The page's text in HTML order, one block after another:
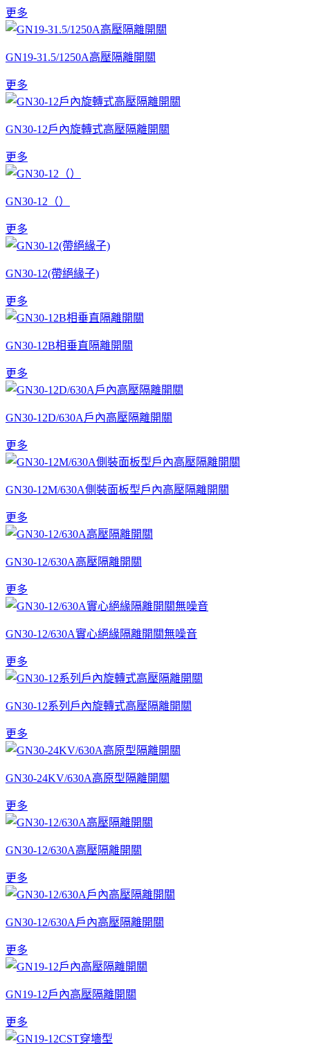
更多
GN19-31.5/1250A高壓隔離開關
更多
GN30-12戶內旋轉式高壓隔離開關
更多
GN30-12（）
更多
GN30-12(帶絕緣子)
更多
GN30-12B相垂直隔離開關
更多
GN30-12D/630A戶內高壓隔離開關
更多
GN30-12M/630A側裝面板型戶內高壓隔離開關
更多
GN30-12/630A高壓隔離開關
更多
GN30-12/630A實心絕緣隔離開關無噪音
更多
GN30-12系列戶內旋轉式高壓隔離開關
更多
GN30-24KV/630A高原型隔離開關
更多
GN30-12/630A高壓隔離開關
更多
GN30-12/630A戶內高壓隔離開關
更多
GN19-12戶內高壓隔離開關
更多